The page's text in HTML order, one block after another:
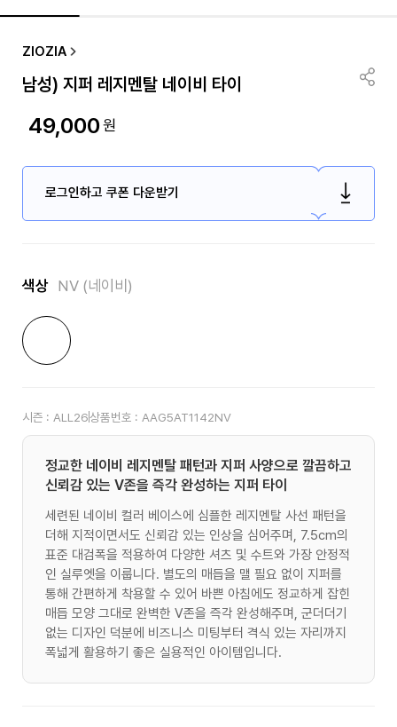
ZIOZIA
남성) 지퍼 레지멘탈 네이비 타이
49,000원
로그인하고 쿠폰 다운받기
색상 NV (네이비)
시즌 : ALL26상품번호 : AAG5AT1142NV
정교한 네이비 레지멘탈 패턴과 지퍼 사양으로 깔끔하고
신뢰감 있는 V존을 즉각 완성하는 지퍼 타이
세련된 네이비 컬러 베이스에 심플한 레지멘탈 사선 패턴을
더해 지적이면서도 신뢰감 있는 인상을 심어주며, 7.5cm의
표준 대검폭을 적용하여 다양한 셔츠 및 수트와 가장 안정적
인 실루엣을 이룹니다. 별도의 매듭을 맬 필요 없이 지퍼를
통해 간편하게 착용할 수 있어 바쁜 아침에도 정교하게 잡힌
매듭 모양 그대로 완벽한 V존을 즉각 완성해주며, 군더더기
없는 디자인 덕분에 비즈니스 미팅부터 격식 있는 자리까지
폭넓게 활용하기 좋은 실용적인 아이템입니다.